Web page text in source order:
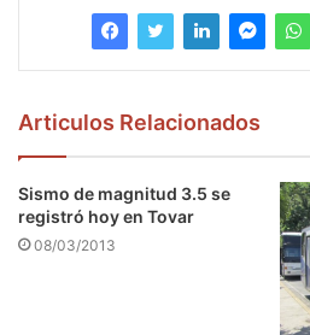
Articulos Relacionados
Sismo de magnitud 3.5 se
registró hoy en Tovar
08/03/2013